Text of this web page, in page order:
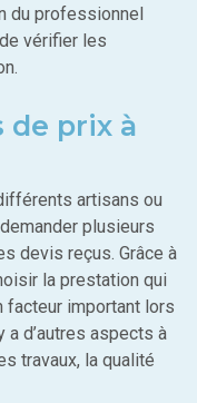
du professionnel
vérifier les
de prix à
artisans ou
plusieurs
devis reçus. Grâce à
la prestation qui
facteur important lors
d’autres aspects à
travaux, la qualité